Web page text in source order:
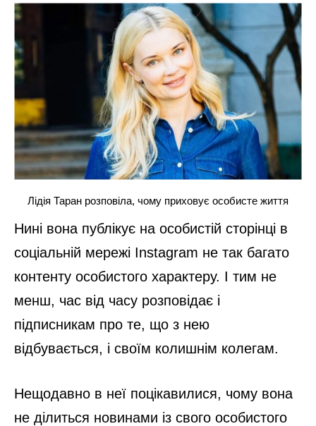
Лідія Таран розповіла, чому приховує особисте життя
Нині вона публікує на особистій сторінці в
соціальній мережі Instagram не так багато
контенту особистого характеру. І тим не
менш, час від часу розповідає і
підписникам про те, що з нею
відбувається, і своїм колишнім колегам.
Нещодавно в неї поцікавилися, чому вона
не ділиться новинами із свого особистого